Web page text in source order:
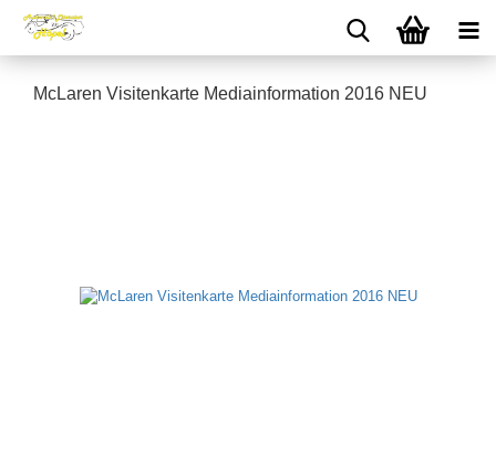
McLaren Visitenkarte Mediainformation 2016 NEU